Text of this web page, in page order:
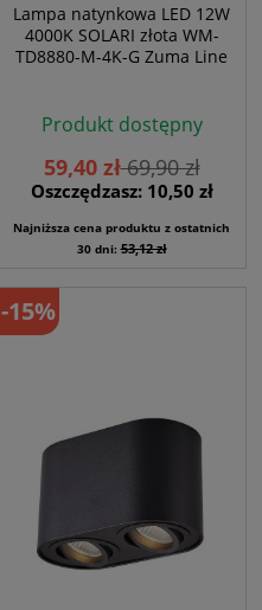
Lampa natynkowa LED 12W
4000K SOLARI złota WM-
TD8880-M-4K-G Zuma Line
Produkt dostępny
59,40 zł69,90 zł
Oszczędzasz: 10,50 zł
Najniższa cena produktu z ostatnich
30 dni:53,12 zł
-15%